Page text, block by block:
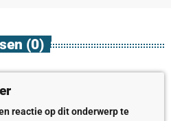
(0)
reactie op dit onderwerp te